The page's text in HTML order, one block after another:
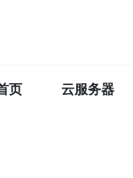
页 云服务器